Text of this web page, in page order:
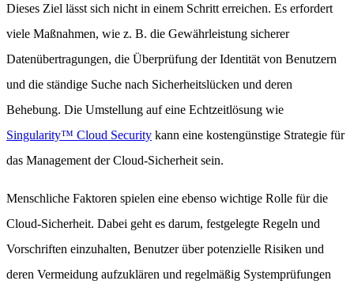
Dieses Ziel lässt sich nicht in einem Schritt erreichen. Es erfordert
viele Maßnahmen, wie z. B. die Gewährleistung sicherer
Datenübertragungen, die Überprüfung der Identität von Benutzern
und die ständige Suche nach Sicherheitslücken und deren
Behebung. Die Umstellung auf eine Echtzeitlösung wie
Singularity™ Cloud Security kann eine kostengünstige Strategie für
das Management der Cloud-Sicherheit sein.
Menschliche Faktoren spielen eine ebenso wichtige Rolle für die
Cloud-Sicherheit. Dabei geht es darum, festgelegte Regeln und
Vorschriften einzuhalten, Benutzer über potenzielle Risiken und
deren Vermeidung aufzuklären und regelmäßig Systemprüfungen